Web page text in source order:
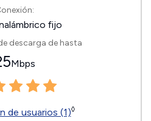
fijo
descarga de hasta
Mbps
de usuarios (1)◊